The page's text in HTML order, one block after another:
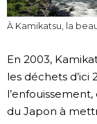
À Kamikatsu, la
En 2003,
les déchets d’ici
du Japon à